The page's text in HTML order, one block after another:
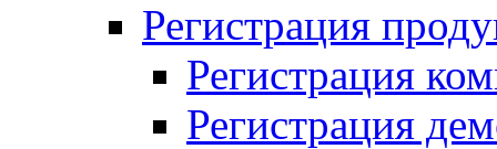
Регистрация
Регистрация
Регистрация